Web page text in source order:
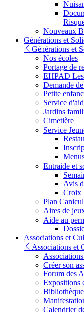
Nouveaux
Générations et
Générations et
Nos écoles
Portage de
EHPAD Les
Demande
Petite
Service
Jardins
Cimetière
Service
Menus
Entraide et
Avis
Croix
Plan
Aires de
Aide au
Associations et
Associations et
Créer son
Forum des
Expositions
Bibliothèque
Calendrier